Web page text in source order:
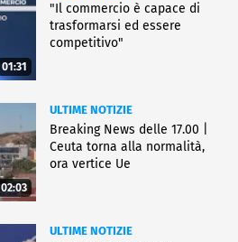
01:31
"Il commercio è capace di
trasformarsi ed essere
competitivo"
02:03
ULTIME NOTIZIE
Breaking News delle 17.00 |
Ceuta torna alla normalità,
ora vertice Ue
ULTIME NOTIZIE